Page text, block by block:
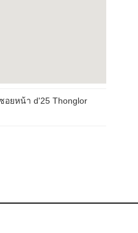
อยหน้า d'25 Thonglor